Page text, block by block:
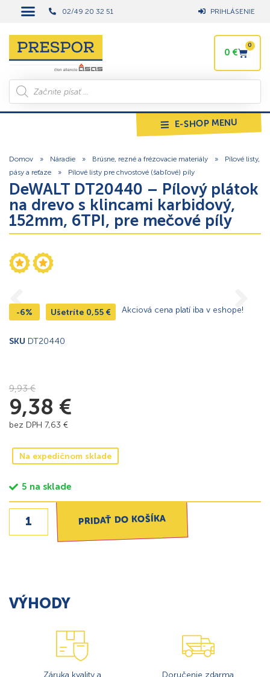
02/49 20 32 51 PRIHLÁSENIE
0 €
0
E-SHOP MENU
Domov » Náradie » Brúsne, rezné a frézovacie materiály »
Pílové listy,
pásy a reťaze
» Pílové listy pre chvostové (šabľové) píly
DeWALT DT20440 – Pílový plátok
na drevo s klincami karbidový,
152mm, 6TPI, pre mečové píly
-6% Ušetríte 0,55 € Akciová cena platí iba v eshope!
SKU DT20440
9,93€
9,38 €
bez DPH 7,63 €
Na expedičnom sklade
5 na sklade
PRIDAŤ DO KOŠÍKA
VÝHODY